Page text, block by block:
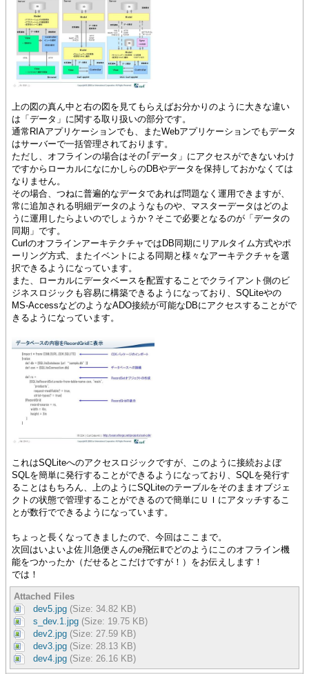
上の図の真ん中と右の図を見てもらえばお分かりのように大きな違い
は「データ」に関する取り扱いの部分です。
通常RIAアプリケーションでも、またWebアプリケーションでもデータ
はサーバーで一括管理されております。
ただし、オフラインの場合はその｢データ」にアクセスができないわけ
ですからローカルになにかしらのDBやデータを保持しておかなくては
なりません。
その場合、つねに普遍的なデータであれば問題なく運用できますが、
常に追加される明細データのようなものや、マスターデータはどのよ
うに運用したらよいのでしょうか？そこで必要となるのが「データの
同期」です。
CurlのオフラインアーキテクチャではDB同期にリアルタイム方式やポ
ーリング方式、またイベントによる同期と様々なアーキテクチャを選
択できるようになっています。
また、ローカルにデータベースを配置することでクライアント側のビ
ジネスロジックも容易に構築できるようになっており、SQLiteやの
MS-AccessなどのようなADO接続が可能なDBにアクセスすることがで
きるようになっています。
これはSQLiteへのアクセスロジックですが、このように接続およぼ
SQLを簡単に発行することができるようになっており、SQLを発行す
ることはもちろん、上のようにSQLiteのテーブルをそのままオブジェ
クトの状態で管理することができるので簡単にＵＩにアタッチするこ
とが数行でできるようになっています。
ちょっと長くなってきましたので、今回はここまで。
次回はいよいよ佐川急便さんのe飛伝Ⅱでどのようにこのオフライン機
能をつかったか（だせるとこだけですが！）をお伝えします！
では！
Attached Files
dev5.jpg (Size: 34.82 KB)
s_dev.1.jpg (Size: 19.75 KB)
dev2.jpg (Size: 27.59 KB)
dev3.jpg (Size: 28.13 KB)
dev4.jpg (Size: 26.16 KB)